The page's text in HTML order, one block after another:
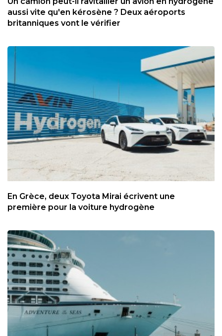
aussi vite qu'en kérosène ? Deux aéroports
britanniques vont le vérifier
En Grèce, deux Toyota Mirai écrivent une
première pour la voiture hydrogène